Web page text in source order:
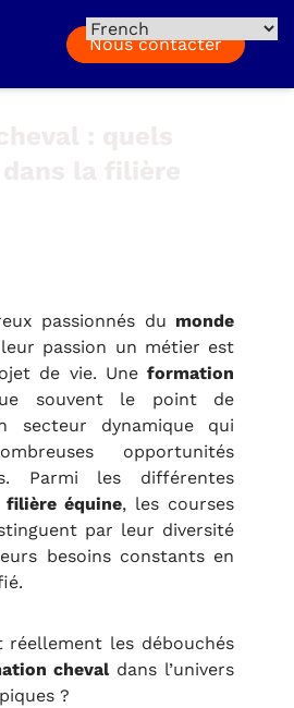
Nous contacter
passionnés du monde
passion un métier est
de vie. Uneformation
souvent le point de
secteur dynamique qui
opportunités
Parmi les différentes
filière équine, les courses
par leur diversité
besoins constants en
réellement les débouchés
chevaldans l’univers
?